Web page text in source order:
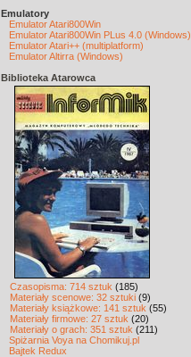
Emulatory
Emulator Atari800Win
Emulator Atari800Win PLus 4.0 (Windows)
Emulator Atari++ (multiplatform)
Emulator Altirra (Windows)
Biblioteka Atarowca
Czasopisma: 714 sztuk (185)
Materiały scenowe: 32 sztuki (9)
Materiały książkowe: 141 sztuk (55)
Materiały firmowe: 27 sztuk (20)
Materiały o grach: 351 sztuk (211)
Spiżarnia Voya na Chomikuj.pl
Bajtek Redux